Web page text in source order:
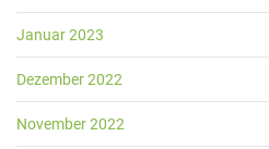
Januar 2023
Dezember 2022
November 2022